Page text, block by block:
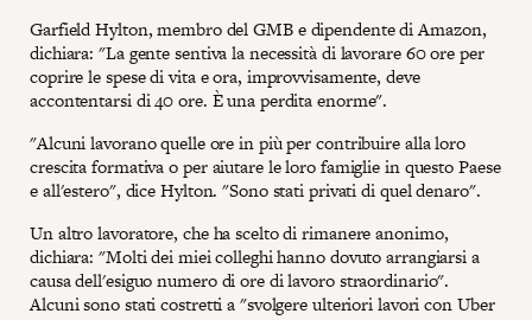
Garfield Hylton, membro del GMB e dipendente di Amazon,
dichiara: "La gente sentiva la necessità di lavorare 60 ore per
coprire le spese di vita e ora, improvvisamente, deve
accontentarsi di 40 ore. È una perdita enorme".
"Alcuni lavorano quelle ore in più per contribuire alla loro
crescita formativa o per aiutare le loro famiglie in questo Paese
e all'estero", dice Hylton. "Sono stati privati di quel denaro".
Un altro lavoratore, che ha scelto di rimanere anonimo,
dichiara: "Molti dei miei colleghi hanno dovuto arrangiarsi a
causa dell'esiguo numero di ore di lavoro straordinario".
Alcuni sono stati costretti a "svolgere ulteriori lavori con Uber